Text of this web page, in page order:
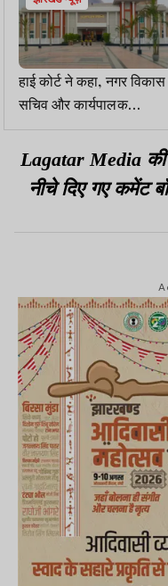
हाई कोर्ट ने कहा, नगर विकास
सचिव और कार्यपालक
अधिकारी सेवानिवृत्ति लाभ
भुगतान का जल्द समाधान
निकालें
Lagatar Media
नीचे दिए गए कमेंट